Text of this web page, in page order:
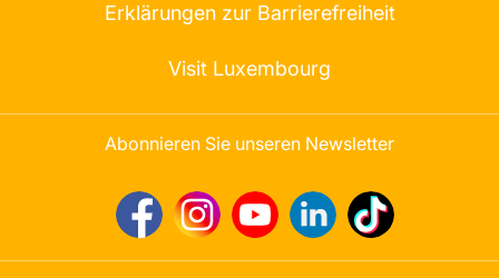
Erklärungen zur Barrierefreiheit
Visit Luxembourg
Abonnieren Sie unseren Newsletter